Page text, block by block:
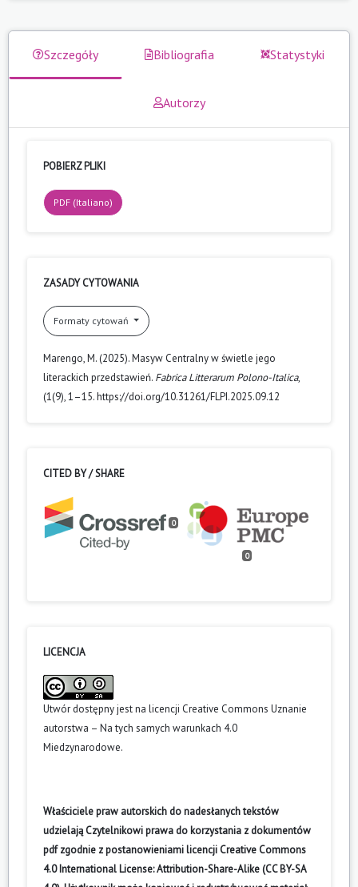
Szczegóły Bibliografia Statystyki
Autorzy
POBIERZ PLIKI
PDF (Italiano)
ZASADY CYTOWANIA
Formaty cytowań
Marengo, M. (2025). Masyw Centralny w świetle jego
literackich przedstawień. Fabrica Litterarum Polono-Italica,
(1(9), 1–15. https://doi.org/10.31261/FLPI.2025.09.12
CITED BY / SHARE
0
0
LICENCJA
Utwór dostępny jest na licencji Creative Commons Uznanie
autorstwa – Na tych samych warunkach 4.0
Miedzynarodowe.
Właściciele praw autorskich do nadesłanych tekstów
udzielają Czytelnikowi prawa do korzystania z dokumentów
pdf zgodnie z postanowieniami licencji Creative Commons
4.0 International License: Attribution-Share-Alike (CC BY-SA